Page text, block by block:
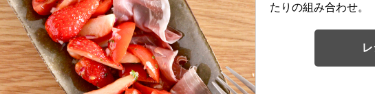
たりの組み合わせ。